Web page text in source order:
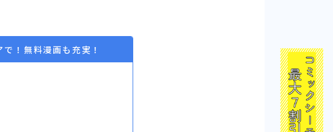
！無料漫画も充実！